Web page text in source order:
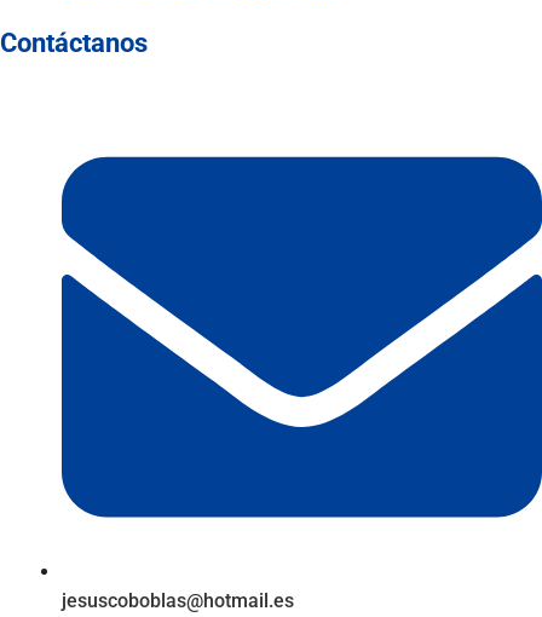
Contáctanos
jesuscoboblas@hotmail.es